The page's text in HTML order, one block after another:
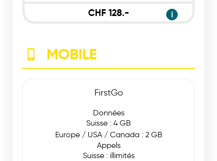
CHF 128.- ℹ
MOBILE
FirstGo
Données
Suisse : 4 GB
Europe / USA / Canada : 2 GB
Appels
Suisse : illimités